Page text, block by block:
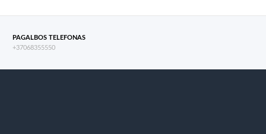
PAGALBOS TELEFONAS
+37068355550